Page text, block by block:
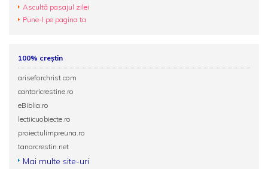
Ascultă pasajul zilei
Pune-l pe pagina ta
100% creștin
ariseforchrist.com
cantaricrestine.ro
eBiblia.ro
lectiicuobiecte.ro
proiectulimpreuna.ro
tanarcrestin.net
Mai multe site-uri